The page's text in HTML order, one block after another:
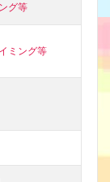
グ等
ミング等